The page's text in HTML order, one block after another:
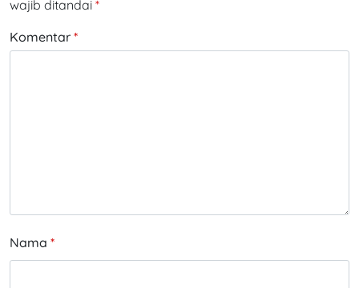
wajib ditandai *
Komentar *
Nama *